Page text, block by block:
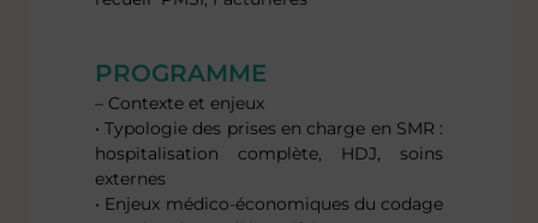
PROGRAMME
– Contexte et enjeux
• Typologie des prises en charge en SMR :
hospitalisation complète, HDJ, soins
externes
• Enjeux médico-économiques du codage